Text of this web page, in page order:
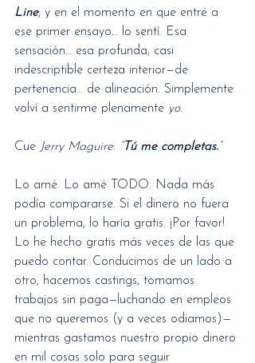
Line, y en el momento en que entré a
ese primer ensayo… lo sentí. Esa
sensación… esa profunda, casi
indescriptible certeza interior—de
pertenencia… de alineación. Simplemente
volví a sentirme plenamente yo.
Cue Jerry Maguire: “Tú me completas.”
Lo amé. Lo amé TODO. Nada más
podía compararse. Si el dinero no fuera
un problema, lo haría gratis. ¡Por favor!
Lo he hecho gratis más veces de las que
puedo contar. Conducimos de un lado a
otro, hacemos castings, tomamos
trabajos sin paga—luchando en empleos
que no queremos (y a veces odiamos)—
mientras gastamos nuestro propio dinero
en mil cosas solo para seguir